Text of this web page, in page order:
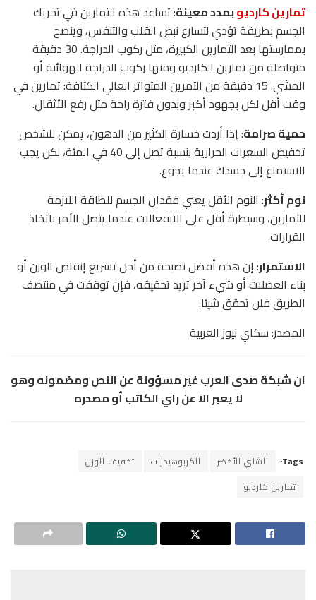
تمارين كارديوبمدد معينة: تساعد هذه التمارين في تحريك
الجسم بطريقة تؤدي لتسارع نبض القلب والتنفس، وينصح
بممارستها بعد التمارين الكبيرة، مثل ركوب الدراجة. 30 دقيقة
متواصلة من تمارين الكارديو ومنها ركوب الدراجة الهوائية أو
المشي. 15 دقيقة من التمرين المتواتر العالي الكثافة: تمارين في
وقت أقل لكن بجهود أكبر وبدون فترة راحة مثل رفع الأثقال.
حمية صرامة: إذا أردت خسارة الكثير من الدهون، يمكن للشخص
تخفيض السعرات الحرارية بنسبة تصل إلى 40 في المئة، لكن يجب
الاستماع إلى جسدك عندما يجوع.
نوم أكثر: النوم الأقل يعني فقدان الجسم للطاقة اللازمة
للتمارين، وسيطرة أقل على الانفعالات عندما يتصل الأمر باتخاذ
القرارات.
الاستمرار: إن هذه أفضل نصيحة من أجل تسريع إنقاص الوزن أو
بناء العضلات أو شيء آخر تريد تحقيقه، فإن توقفت في منتصف
الطريق فلن تحقق شيئا.
المصدر: سكاي نيوز العربية
ان شبكة صدى العرب غير مسؤولة عن النص ومضمونه وهو
لا يعبر الا عن راي الكاتب أو مصدره
Tags: الشاي الأخضر الكربوهيدرات
تخفيف الوزن
تمارين كارديو